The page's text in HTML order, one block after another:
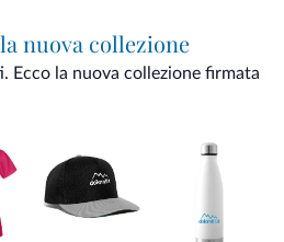
nuova collezione
Ecco la nuova collezione firmata